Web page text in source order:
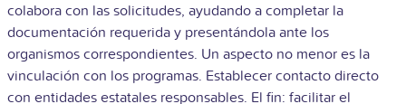
colabora con las solicitudes, ayudando a completar la
documentación requerida y presentándola ante los
organismos correspondientes. Un aspecto no menor es la
vinculación con los programas. Establecer contacto directo
con entidades estatales responsables. El fin: facilitar el